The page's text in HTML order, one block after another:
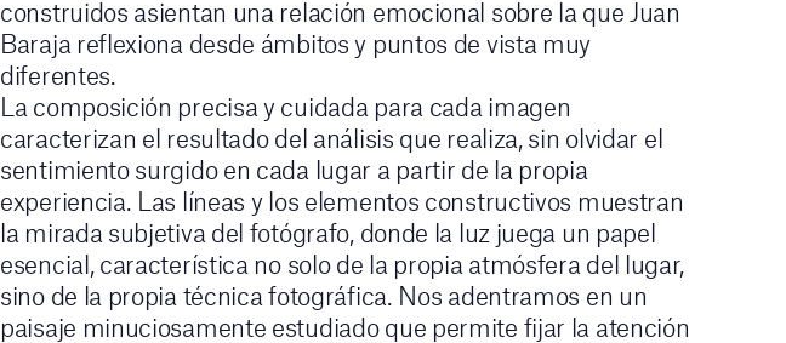
construidos asientan una relación emocional sobre la que Juan
Baraja reflexiona desde ámbitos y puntos de vista muy
diferentes.
La composición precisa y cuidada para cada imagen
caracterizan el resultado del análisis que realiza, sin olvidar el
sentimiento surgido en cada lugar a partir de la propia
experiencia. Las líneas y los elementos constructivos muestran
la mirada subjetiva del fotógrafo, donde la luz juega un papel
esencial, característica no solo de la propia atmósfera del lugar,
sino de la propia técnica fotográfica. Nos adentramos en un
paisaje minuciosamente estudiado que permite fijar la atención